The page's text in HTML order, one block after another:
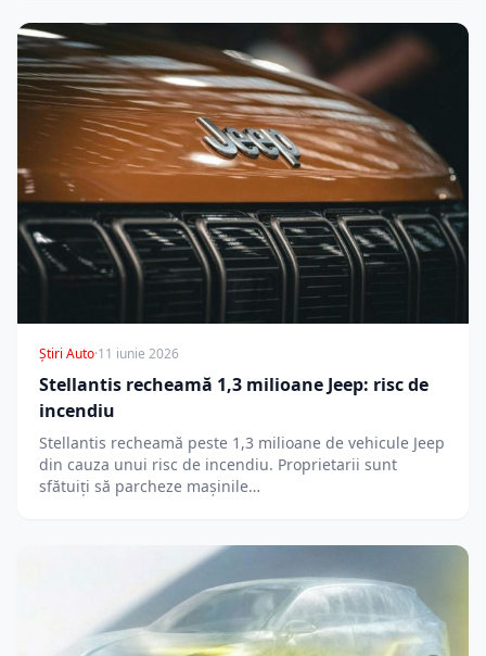
Știri Auto·11 iunie 2026
Stellantis recheamă 1,3 milioane Jeep: risc de
incendiu
Stellantis recheamă peste 1,3 milioane de vehicule Jeep
din cauza unui risc de incendiu. Proprietarii sunt
sfătuiți să parcheze mașinile…